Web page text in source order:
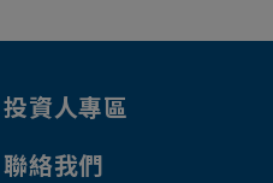
投資人專區
聯絡我們